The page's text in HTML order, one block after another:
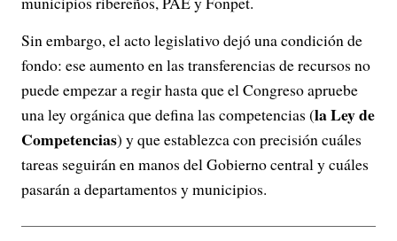
Sin embargo, el acto legislativo dejó una condición de
fondo: ese aumento en las transferencias de recursos no
puede empezar a regir hasta que el Congreso apruebe
una ley orgánica que defina las competencias (la Ley de
Competencias) y que establezca con precisión cuáles
tareas seguirán en manos del Gobierno central y cuáles
pasarán a departamentos y municipios.